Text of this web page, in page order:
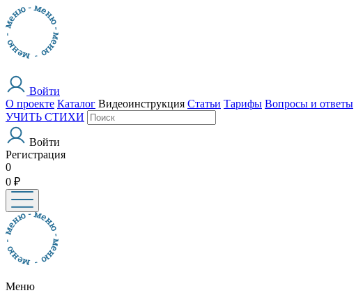
Войти
О проекте Каталог Видеоинструкция Статьи Тарифы Вопросы и ответы
УЧИТЬ СТИХИ
Войти
Регистрация
0
0 ₽
Меню